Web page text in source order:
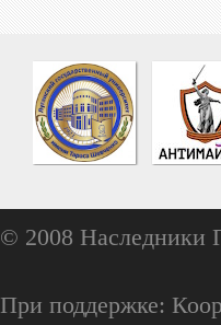
© 2008 Наследники
При поддержке: